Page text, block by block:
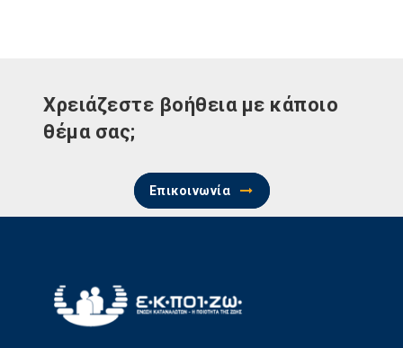
Χρειάζεστε βοήθεια με κάποιο
θέμα σας;
Επικοινωνία